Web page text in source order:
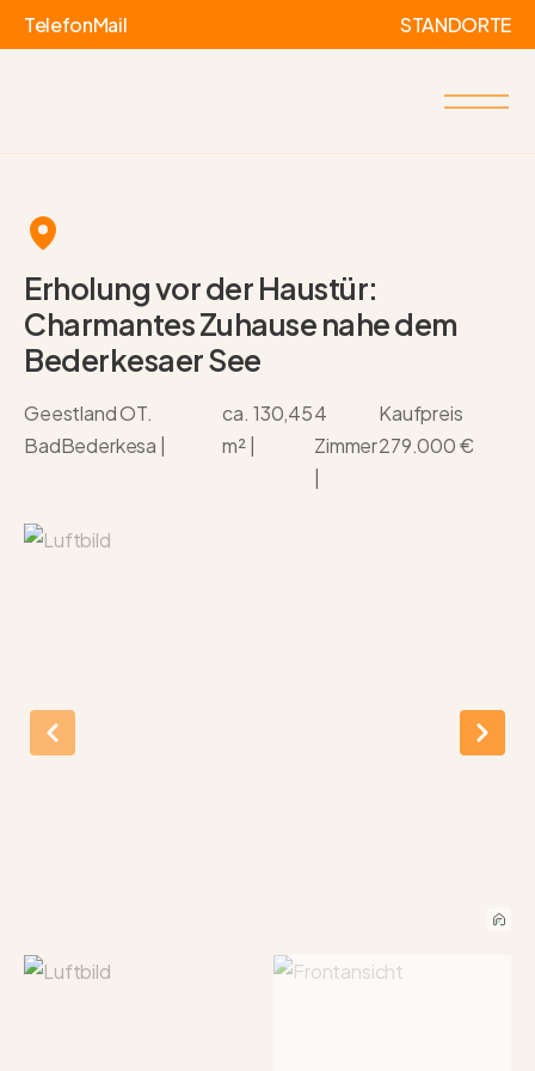
TelefonMail STANDORTE
Erholung vor der Haustür:
Charmantes Zuhause nahe dem
Bederkesaer See
Geestland OT.
BadBederkesa |
ca. 130,45
m² |
4
Zimmer
Kaufpreis
279.000 €